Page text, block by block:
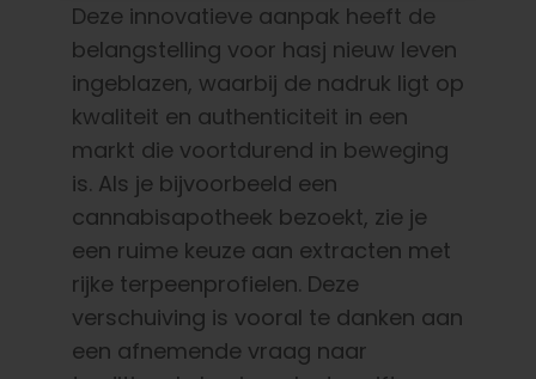
Deze innovatieve aanpak heeft de
belangstelling voor hasj nieuw leven
ingeblazen, waarbij de nadruk ligt op
kwaliteit en authenticiteit in een
markt die voortdurend in beweging
is. Als je bijvoorbeeld een
cannabisapotheek bezoekt, zie je
een ruime keuze aan extracten met
rijke terpeenprofielen. Deze
verschuiving is vooral te danken aan
een afnemende vraag naar